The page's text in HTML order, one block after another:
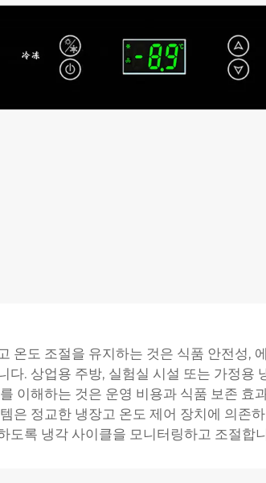
온도 조절을 유지하는 것은 식품 안전성,
다. 상업용 주방, 실험실 시설 또는 가정용
이해하는 것은 운영 비용과 식품 보존 효
은 정교한 냉장고 온도 제어 장치에 의존
도록 냉각 사이클을 모니터링하고 조절합